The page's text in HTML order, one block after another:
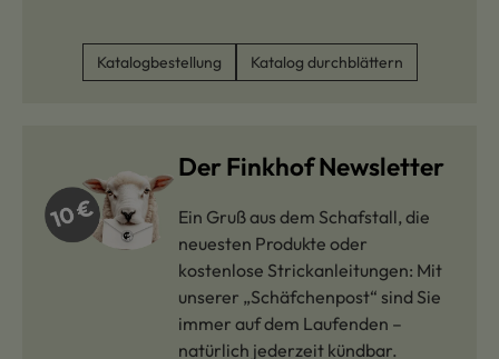
Katalogbestellung Katalog durchblättern
Der Finkhof Newsletter
Ein Gruß aus dem Schafstall, die
neuesten Produkte oder
kostenlose Strickanleitungen: Mit
unserer „Schäfchenpost“ sind Sie
immer auf dem Laufenden –
natürlich jederzeit kündbar.